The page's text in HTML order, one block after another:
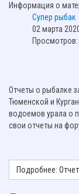
Информация о
Супер рыбак
02 марта
Просмотров:
Отчеты о рыбалке
Тюменской и
водоемов урала о
свои отчеты на
Подробнее: